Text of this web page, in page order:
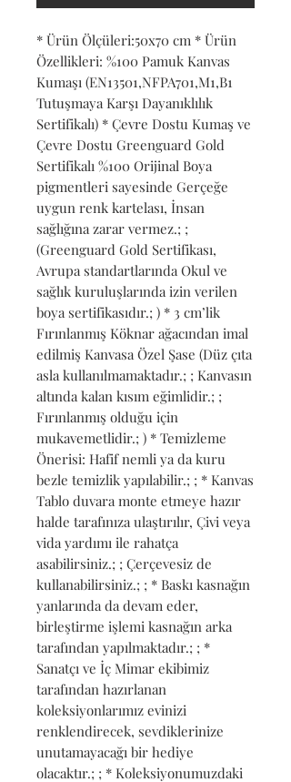
* Ürün Ölçüleri:50x70 cm * Ürün
Özellikleri: %100 Pamuk Kanvas
Kumaşı (EN13501,NFPA701,M1,B1
Tutuşmaya Karşı Dayanıklılık
Sertifikalı) * Çevre Dostu Kumaş ve
Çevre Dostu Greenguard Gold
Sertifikalı %100 Orijinal Boya
pigmentleri sayesinde Gerçeğe
uygun renk kartelası, İnsan
sağlığına zarar vermez.; ;
(Greenguard Gold Sertifikası,
Avrupa standartlarında Okul ve
sağlık kuruluşlarında izin verilen
boya sertifikasıdır.; ) * 3 cm’lik
Fırınlanmış Köknar ağacından imal
edilmiş Kanvasa Özel Şase (Düz çıta
asla kullanılmamaktadır.; ; Kanvasın
altında kalan kısım eğimlidir.; ;
Fırınlanmış olduğu için
mukavemetlidir.; ) * Temizleme
Önerisi: Hafif nemli ya da kuru
bezle temizlik yapılabilir.; ; * Kanvas
Tablo duvara monte etmeye hazır
halde tarafınıza ulaştırılır, Çivi veya
vida yardımı ile rahatça
asabilirsiniz.; ; Çerçevesiz de
kullanabilirsiniz.; ; * Baskı kasnağın
yanlarında da devam eder,
birleştirme işlemi kasnağın arka
tarafından yapılmaktadır.; ; *
Sanatçı ve İç Mimar ekibimiz
tarafından hazırlanan
koleksiyonlarımız evinizi
renklendirecek, sevdiklerinize
unutamayacağı bir hediye
olacaktır.; ; * Koleksiyonumuzdaki